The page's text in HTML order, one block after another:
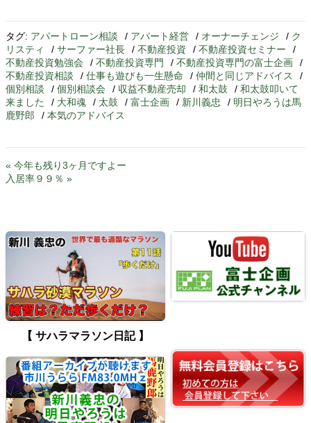
タグ: アパートローン相談 / アパート経営 / オーナーチェンジ / ク
リスティ
/ サーファー社長 / 不動産投資 / 不動産投資セミナー
/
不動産投資勉強会
/ 不動産投資専門 / 不動産投資専門の富士企画
/
不動産投資相談
/ 仕事も遊びも一生懸命 / 仲間と同じアドバイス
/
個別相談
/ 個別相談会 / 収益不動産売却 / 和太鼓 / 和太鼓叩いて
来ました
/ 大和魂 / 太鼓 / 富士企画 / 新川義忠 / 明日やろうは馬
鹿野郎
/ 本気のアドバイス
« 今年も残り3ヶ月ですよー
入居率９９％ »
【 サハラマラソン日記 】